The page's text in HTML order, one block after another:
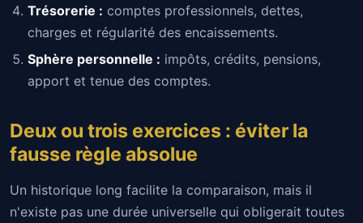
Trésorerie : comptes professionnels, dettes,
charges et régularité des encaissements.
Sphère personnelle : impôts, crédits, pensions,
apport et tenue des comptes.
Deux ou trois exercices : éviter la
fausse règle absolue
Un historique long facilite la comparaison, mais il
n'existe pas une durée universelle qui obligerait toutes